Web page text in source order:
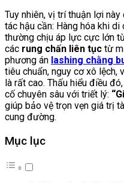
Tuy nhiên, vị trí thuận lợi
tác hậu cần: Hàng hóa khi
thường chịu áp lực cực lớn
các rung chấn liên tục từ
phương án lashing chằng
tiêu chuẩn, nguy cơ xô lệch,
là rất cao. Thấu hiểu điều đó,
cố chuyên sâu với triết lý:
giúp bảo vệ trọn vẹn giá trị
cung đường.
Mục lục